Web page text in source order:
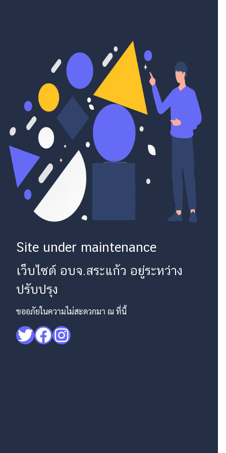
Site under maintenance
เว็บไซต์ อบจ.สระแก้ว อยู่ระหว่าง
ปรับปรุง
ขออภัยในความไม่สะดวกมา ณ ที่นี้
Twitter
Facebook
Instagram